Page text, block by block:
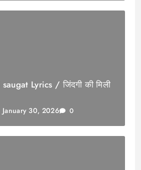
Lyrics / जिंदगी की मिली
January 30, 2026 0